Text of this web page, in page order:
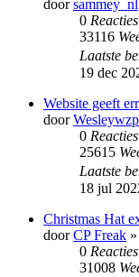
doorsammey_nl
0 Reacties
33116
Laatste
19 dec
Website geeft
doorWesleywzp
0 Reacties
25615
Laatste
18 jul
Christmas Hat
doorCP Freak
0 Reacties
31008